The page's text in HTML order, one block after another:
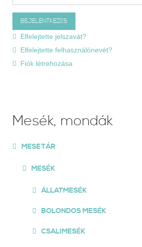
Elfelejtette jelszavát?
Elfelejtette felhasználónevét?
Fiók létrehozása
Mesék, mondák
MESETÁR
MESÉK
ÁLLATMESÉK
BOLONDOS MESÉK
CSALIMESÉK